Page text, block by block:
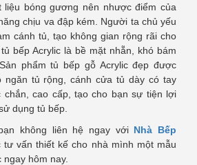
liệu bóng gương nên nhược điểm của
chịu va đập kém. Người ta chủ yếu
cánh tủ, tạo không gian rộng rãi cho
bếp Acrylic là bề mặt nhẵn, khó bám
phẩm tủ bếp gỗ Acrylic đẹp được
ngăn tủ rộng, cánh cửa tủ dày có tay
chắn, cao cấp, tạo cho bạn sự tiện lợi
dụng tủ bếp.
không liên hệ ngay với Nhà Bếp
tư vấn thiết kế cho nhà mình một mẫu
hôm nay.